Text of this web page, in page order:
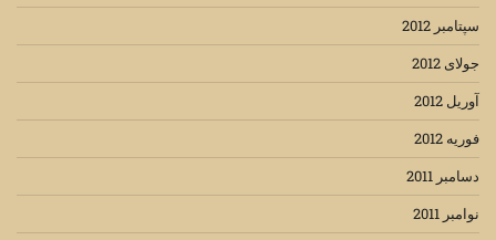
سپتامبر 2012
جولای 2012
آوریل 2012
فوریه 2012
دسامبر 2011
نوامبر 2011